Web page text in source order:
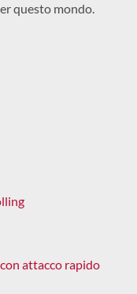
questo mondo.
attacco rapido